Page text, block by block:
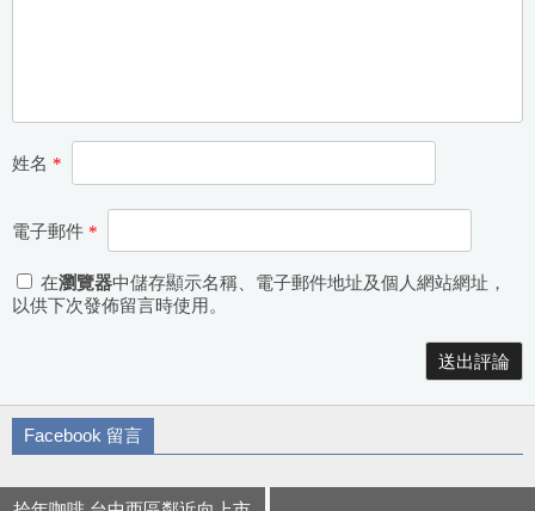
姓名 *
電子郵件 *
在瀏覽器中儲存顯示名稱、電子郵件地址及個人網站網址，
以供下次發佈留言時使用。
Facebook 留言